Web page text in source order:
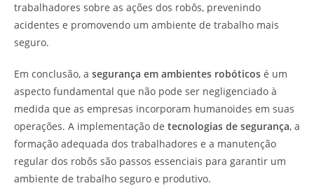
trabalhadores sobre as ações dos robôs, prevenindo
acidentes e promovendo um ambiente de trabalho mais
seguro.
Em conclusão, a segurança em ambientes robóticos é um
aspecto fundamental que não pode ser negligenciado à
medida que as empresas incorporam humanoides em suas
operações. A implementação de tecnologias de segurança, a
formação adequada dos trabalhadores e a manutenção
regular dos robôs são passos essenciais para garantir um
ambiente de trabalho seguro e produtivo.